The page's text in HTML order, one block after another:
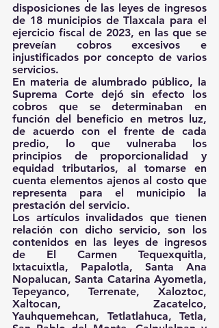
disposiciones de las leyes de ingresos
de 18 municipios de Tlaxcala para el
ejercicio fiscal de 2023, en las que se
preveían cobros excesivos e
injustificados por concepto de varios
servicios.
En materia de alumbrado público, la
Suprema Corte dejó sin efecto los
cobros que se determinaban en
función del beneficio en metros luz,
de acuerdo con el frente de cada
predio, lo que vulneraba los
principios de proporcionalidad y
equidad tributarios, al tomarse en
cuenta elementos ajenos al costo que
representa para el municipio la
prestación del servicio.
Los artículos invalidados que tienen
relación con dicho servicio, son los
contenidos en las leyes de ingresos
de El Carmen Tequexquitla,
Ixtacuixtla, Papalotla, Santa Ana
Nopalucan, Santa Catarina Ayometla,
Tepeyanco, Terrenate, Xaloztoc,
Xaltocan, Zacatelco,
Yauhquemehcan, Tetlatlahuca, Tetla,